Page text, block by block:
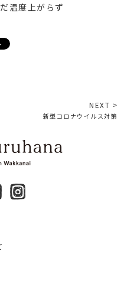
度上がらず
NEXT >
新型コロナウイルス対策